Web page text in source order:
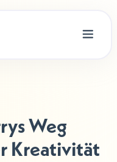
Weg
Kreativität